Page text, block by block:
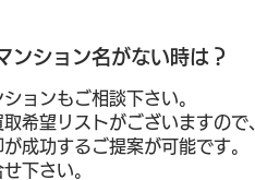
ンション名がない時は？
ョンもご相談下さい。
希望リストがございますので
成功するご提案が可能です。
下さい。